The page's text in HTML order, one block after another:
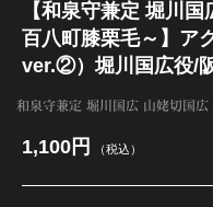
【和泉守兼定 堀川
百八町膝栗毛～】ア
ver.②）堀川国広役/
和泉守兼定 堀川国広 山姥切国広
1,100円 （税込）